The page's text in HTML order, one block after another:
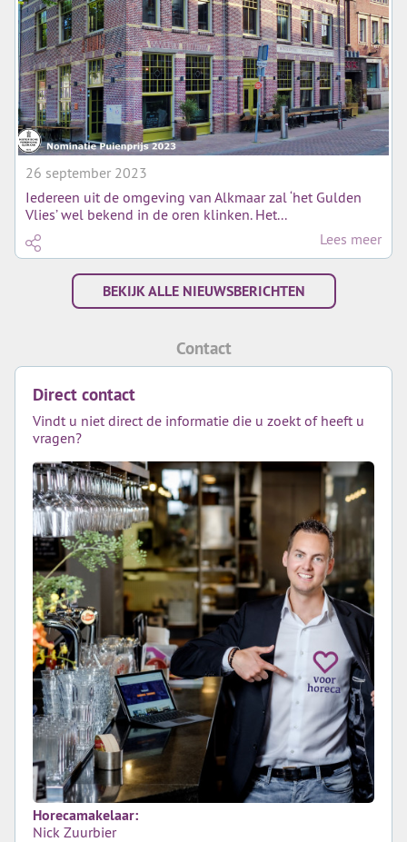
26 september 2023
Iedereen uit de omgeving van Alkmaar zal ‘het Gulden
Vlies’ wel bekend in de oren klinken. Het...
Lees meer
BEKIJK ALLE NIEUWSBERICHTEN
Contact
Direct contact
Vindt u niet direct de informatie die u zoekt of heeft u
vragen?
Horecamakelaar:
Nick Zuurbier